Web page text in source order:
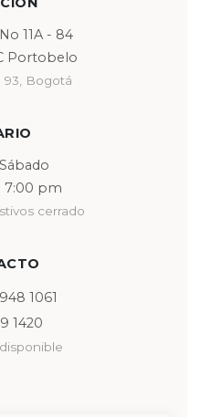
11A - 84
Portobelo
93, Bogotá
7:00 pm
cerrado
1061
1420